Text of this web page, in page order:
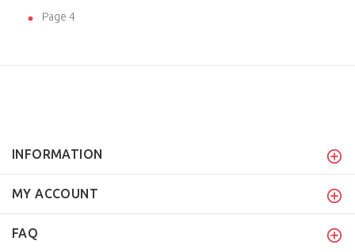
Page 4
INFORMATION
MY ACCOUNT
FAQ